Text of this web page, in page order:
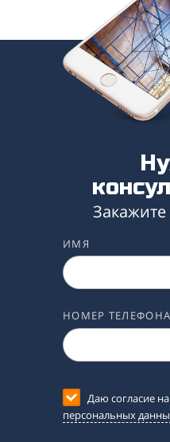
Закажите
ИМЯ
НОМЕР
Даю согласие на
персональных